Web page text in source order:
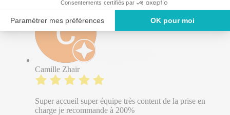
Camille Zhair
Super accueil super équipe très content de la prise en
charge je recommande à 200%